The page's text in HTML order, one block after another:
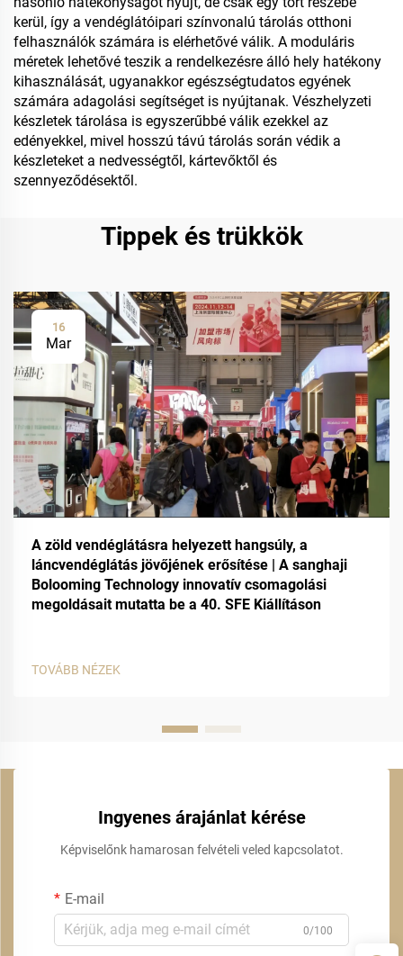
kerül, így a vendéglátóipari színvonalú tárolás otthoni
felhasználók számára is elérhetővé válik. A moduláris
méretek lehetővé teszik a rendelkezésre álló hely hatékony
kihasználását, ugyanakkor egészségtudatos egyének
számára adagolási segítséget is nyújtanak. Vészhelyzeti
készletek tárolása is egyszerűbbé válik ezekkel az
edényekkel, mivel hosszú távú tárolás során védik a
készleteket a nedvességtől, kártevőktől és
szennyeződésektől.
Tippek és trükkök
16
Mar
A zöld vendéglátásra helyezett hangsúly, a
láncvendéglátás jövőjének erősítése | A sanghaji
Bolooming Technology innovatív csomagolási
megoldásait mutatta be a 40. SFE Kiállításon
TOVÁBB NÉZEK
Ingyenes árajánlat kérése
Képviselőnk hamarosan felvételi veled kapcsolatot.
E-mail
0/100